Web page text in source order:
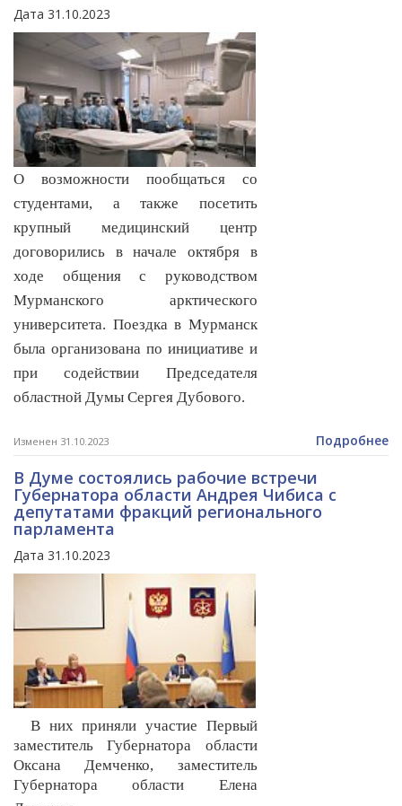
Дата 31.10.2023
О возможности пообщаться со
студентами, а также посетить
крупный медицинский центр
договорились в начале октября в
ходе общения с руководством
Мурманского арктического
университета. Поездка в Мурманск
была организована по инициативе и
при содействии Председателя
областной Думы Сергея Дубового.
Изменен 31.10.2023 Подробнее
В Думе состоялись рабочие встречи
Губернатора области Андрея Чибиса с
депутатами фракций регионального
парламента
Дата 31.10.2023
В них приняли участие Первый
заместитель Губернатора области
Оксана Демченко, заместитель
Губернатора области Елена